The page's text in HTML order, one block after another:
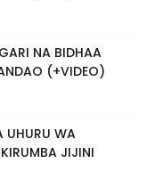
NA BIDHAA
(+VIDEO)
UHURU WA
JIJINI